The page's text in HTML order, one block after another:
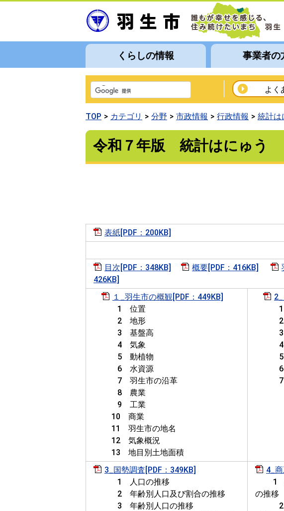
くらしの情報 事業者の
よく
TOP カテゴリ 分野 市政情報 行政情報 統計は
令和７年版 統計はにゅう
表紙[PDF：200KB]
目次[PDF：348KB] 概要[PDF：416KB]
426KB]
１_羽生市の概観[PDF：449KB]
1 位置
2 地形
3 基盤高
4 気象
5 動植物
6 水資源
7 羽生市の沿革
8 農業
9 工業
10 商業
11 羽生市の地名
12 気象概況
13 地目別土地面積
1
2
3 町
4 年
5 地
6 国
7 男
3_国勢調査[PDF：349KB]
1 人口の推移
2 年齢別人口及び割合の推移
3 年齢別人口の推移
4_
1 産
の推移
2 従